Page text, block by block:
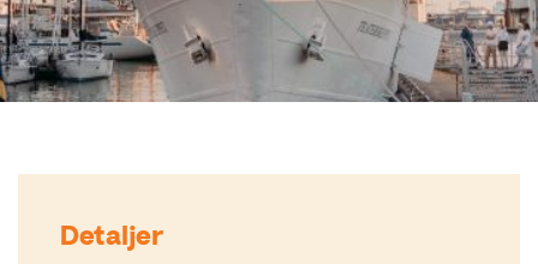
Detaljer